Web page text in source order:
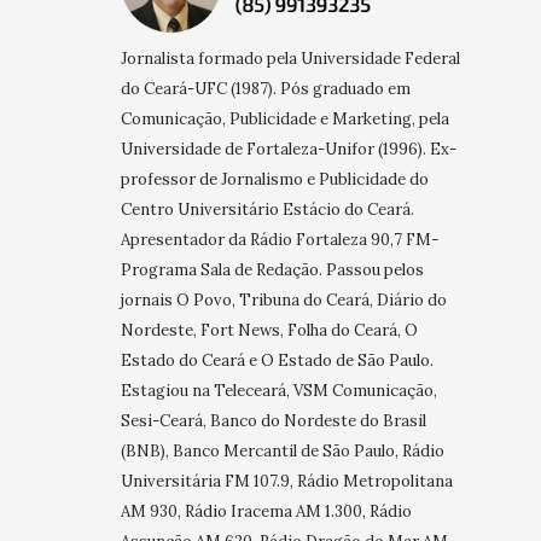
Jornalista formado pela Universidade Federal
do Ceará-UFC (1987). Pós graduado em
Comunicação, Publicidade e Marketing, pela
Universidade de Fortaleza-Unifor (1996). Ex-
professor de Jornalismo e Publicidade do
Centro Universitário Estácio do Ceará.
Apresentador da Rádio Fortaleza 90,7 FM-
Programa Sala de Redação. Passou pelos
jornais O Povo, Tribuna do Ceará, Diário do
Nordeste, Fort News, Folha do Ceará, O
Estado do Ceará e O Estado de São Paulo.
Estagiou na Teleceará, VSM Comunicação,
Sesi-Ceará, Banco do Nordeste do Brasil
(BNB), Banco Mercantil de São Paulo, Rádio
Universitária FM 107.9, Rádio Metropolitana
AM 930, Rádio Iracema AM 1.300, Rádio